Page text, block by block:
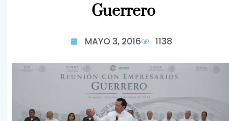
Guerrero
MAYO 3, 2016 1138